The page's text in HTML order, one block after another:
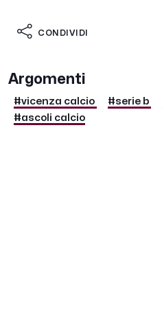
CONDIVIDI
Argomenti
#vicenza calcio #serie b
#ascoli calcio